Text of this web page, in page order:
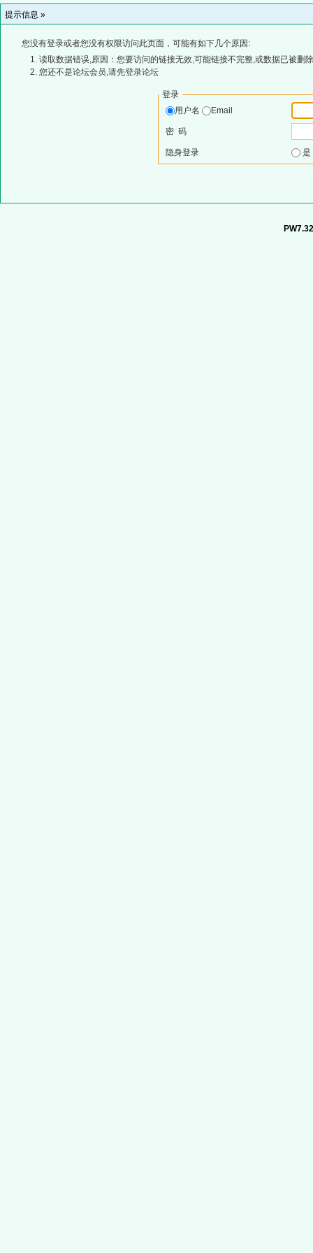
提示信息 »
您没有登录或者您没有权限访问此页面，可能有如下几个原因:
读取数据错误,原因：您要访问的链接无效,可能链接不完整,或数据已被删
您还不是论坛会员,请先登录论坛
登录
用户名
Email
密 码
隐身登录